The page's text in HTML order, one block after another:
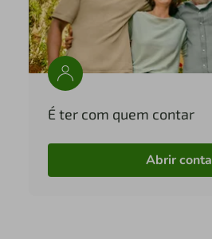
É ter com quem contar
Abrir conta